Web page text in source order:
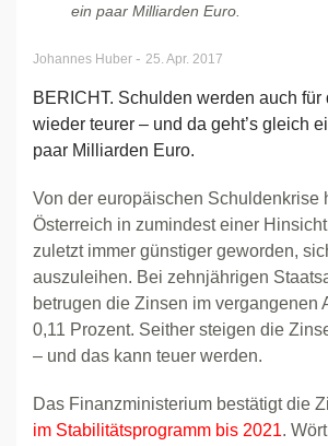
ein paar Milliarden Euro.
Johannes Huber - 25. Apr. 2017
BERICHT. Schulden werden auch für
wieder teurer – und da geht’s gleich
paar Milliarden Euro.
Von der europäischen Schuldenkrise
Österreich in zumindest einer
zuletzt immer günstiger geworden,
auszuleihen. Bei zehnjährigen
betrugen die Zinsen im vergangenen
0,11 Prozent. Seither steigen die
– und das kann teuer werden.
Das Finanzministerium bestätigt die
im Stabilitätsprogramm bis 2021.